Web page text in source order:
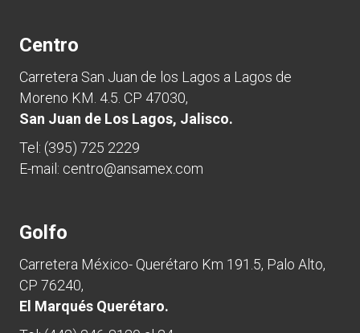
Centro
Carretera San Juan de los Lagos a Lagos de
Moreno KM. 4.5. CP 47030,
San Juan de Los Lagos, Jalisco.
Tel: (395) 725 2229
E-mail: centro@ansamex.com
Golfo
Carretera México- Querétaro Km 191.5, Palo Alto,
CP 76240,
El Marqués Querétaro.